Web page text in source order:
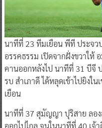
นาทีที่ 23 ทีมเยือน พีที ประจว
อรรคธรรม เปิดจากฝั่งขวาให้
คานออกหลังไป นาทีที่ 31 บีจี
รบ สำเภาดี ได้หลุดเข้าไปยิงใ
เยือน
นาทีที่ 37 สุมัญญา ปุริสาย ลอ
ออกไปไกล จนในนาทีที่ 40 เ